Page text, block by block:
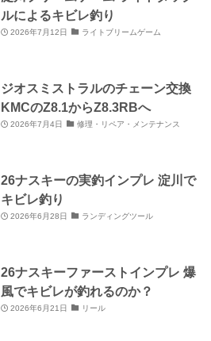
ルによるキビレ釣り
2026年7月12日 ライトブリームゲーム
ジオスミストラルのチェーン交換
KMCのZ8.1からZ8.3RBへ
2026年7月4日 修理・リペア・メンテナンス
26ナスキーの実釣インプレ 淀川で
キビレ釣り
2026年6月28日 ランディングツール
26ナスキーファーストインプレ 爆
風でキビレが釣れるのか？
2026年6月21日 リール